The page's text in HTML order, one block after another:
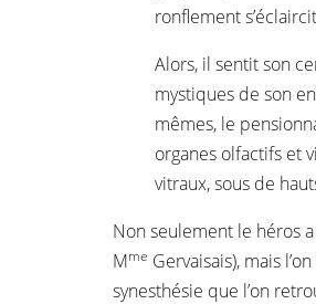
ronflement
Alors, il sentit son
mystiques de son
mêmes, le
organes olfactifs et
vitraux, sous de
Non seulement le héros
Mme Gervaisais), mais
synesthésie que l’on